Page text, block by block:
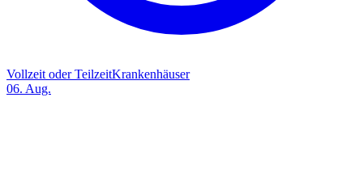
Vollzeit oder TeilzeitKrankenhäuser
06. Aug.